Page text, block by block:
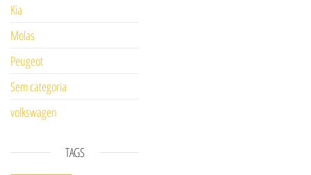
Kia
Molas
Peugeot
Sem categoria
volkswagen
TAGS